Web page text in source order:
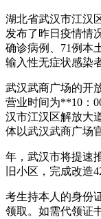
湖北省武汉市江汉
发布了昨日疫情情
确诊病例、71例本
输入性无症状感染
武汉武商广场的开
营业时间为**10：
汉市江汉区解放大
体以武汉武商广场
年，武汉市将提速
旧小区，完成改造
考生持本人的身份
领取。如需代领证